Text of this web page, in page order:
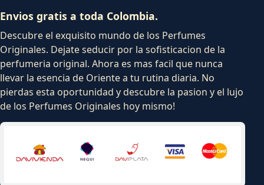
Envios gratis a toda Colombia.
Descubre el exquisito mundo de los Perfumes
Originales. Dejate seducir por la sofisticacion de la
perfumeria original. Ahora es mas facil que nunca
llevar la esencia de Oriente a tu rutina diaria. No
pierdas esta oportunidad y descubre la pasion y el lujo
de los Perfumes Originales hoy mismo!